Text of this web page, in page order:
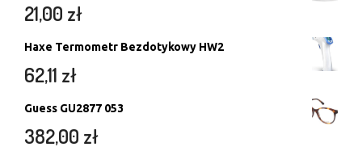
21,00 zł
Haxe Termometr Bezdotykowy HW2
62,11 zł
Guess GU2877 053
382,00 zł